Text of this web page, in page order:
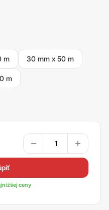
m 30 mm x 50 m
m
ceny